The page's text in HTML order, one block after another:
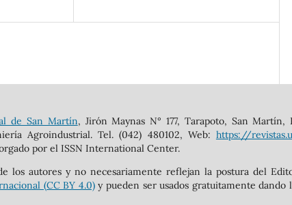
de San Martín, Jirón Maynas N° 177, Tarapoto, San
Agroindustrial. Tel. (042) 480102, Web: https://
por el ISSN International Center.
los autores y no necesariamente reflejan la postura del
(CC BY 4.0)y pueden ser usados gratuitamente dando